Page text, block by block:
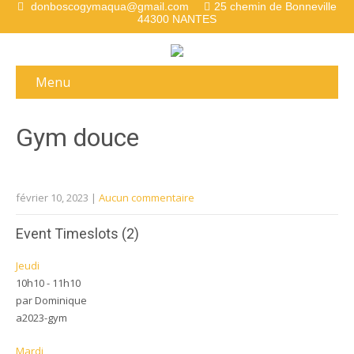
donboscogymaqua@gmail.com
25 chemin de Bonneville
44300 NANTES
Menu
Gym douce
février 10, 2023 | Aucun commentaire
Event Timeslots (2)
Jeudi
10h10- 11h10
par Dominique
a2023-gym
Mardi